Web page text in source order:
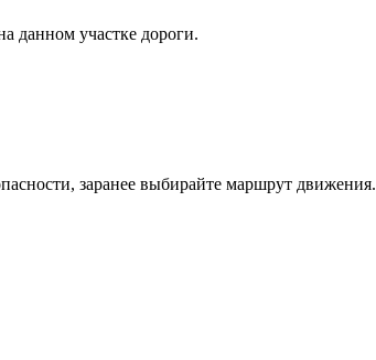
данном участке дороги.
заранее выбирайте маршрут движения.